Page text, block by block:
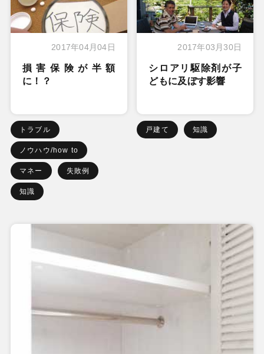
2017年04月04日
損害保険が半額
に！？
トラブル
ノウハウ/how to
マネー 失敗例
知識
2017年03月30日
シロアリ駆除剤が子
どもに及ぼす影響
戸建て 知識